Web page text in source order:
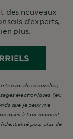
des nouveaux
d’experts,
plus.
des nouvelles,
électroniques (ex.
que je peux me
à tout moment.
pour plus de